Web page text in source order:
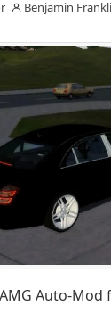
Benjamin
Auto-Mod